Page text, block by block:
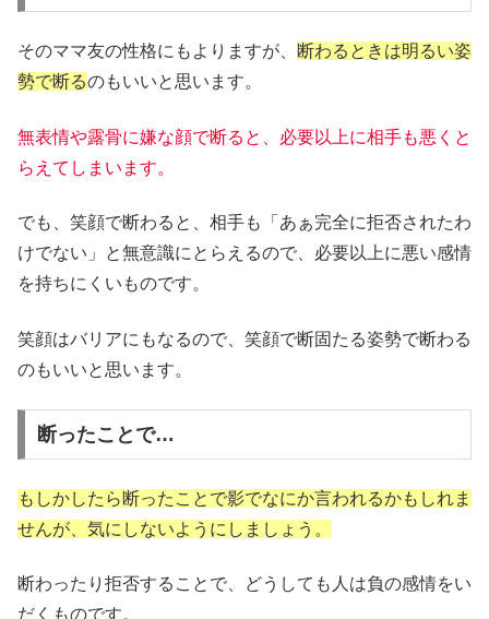
そのママ友の性格にもよりますが、
断わるときは明るい姿
勢で断るのもいいと思います。
無表情や露骨に嫌な顔で断ると、必要以上に相手も悪くと
らえてしまいます。
でも、笑顔で断わると、相手も「あぁ完全に拒否されたわ
けでない」と無意識にとらえるので、必要以上に悪い感情
を持ちにくいものです。
笑顔はバリアにもなるので、笑顔で断固たる姿勢で断わる
のもいいと思います。
断ったことで…
もしかしたら断ったことで影でなにか言われるかもしれま
せんが、気にしないようにしましょう。
断わったり拒否することで、どうしても人は負の感情をい
だくものです。